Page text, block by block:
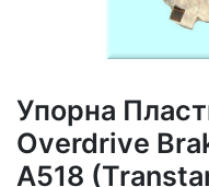
Упорна
Overdrive
A518